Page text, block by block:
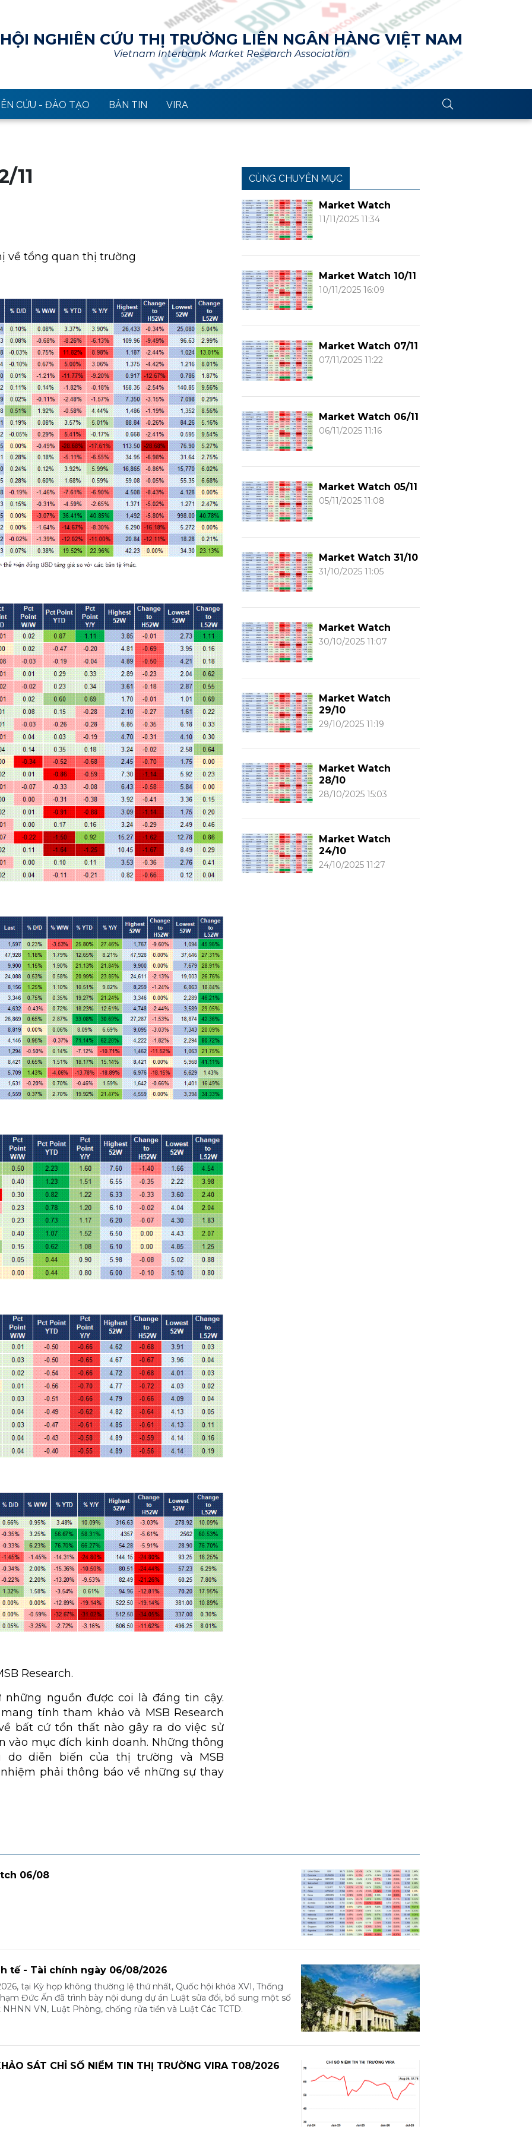
HỘI NGHIÊN CỨU THỊ TRƯỜNG LIÊN NGÂN HÀNG VIỆT NAM
Vietnam Interbank Market Research Association
CỨU - ĐÀO TẠO BẢN TIN VIRA
11
về tổng quan thị trường
Research.
nguồn được coi là đáng tin cậy.
tính tham khảo và MSB Research
bất cứ tổn thất nào gây ra do việc sử
vào mục đích kinh doanh. Những thông
diễn biến của thị trường và MSB
phải thông báo về những sự thay
CÙNG CHUYÊN MỤC
Market Watch
11/11/2025 11:34
Market Watch 10/11
10/11/2025 16:09
Market Watch 07/11
07/11/2025 11:22
Market Watch 06/11
06/11/2025 11:16
Market Watch 05/11
05/11/2025 11:08
Market Watch 31/10
31/10/2025 11:05
Market Watch
30/10/2025 11:07
Market Watch
29/10
29/10/2025 11:19
Market Watch
28/10
28/10/2025 15:03
Market Watch
24/10
24/10/2025 11:27
06/08
tế - Tài chính ngày 06/08/2026
tại Kỳ họp không thường lệ thứ nhất, Quốc hội khóa XVI, Thống
Đức Ấn đã trình bày nội dung dự án Luật sửa đổi, bổ sung một số
VN, Luật Phòng, chống rửa tiền và Luật Các TCTD.
SÁT CHỈ SỐ NIỀM TIN THỊ TRƯỜNG VIRA T08/2026